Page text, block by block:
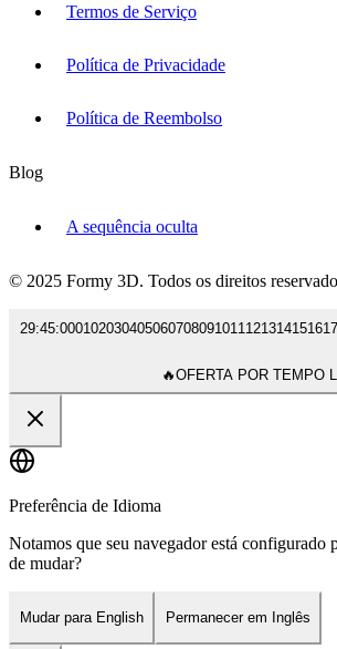
Termos de Serviço
Política de Privacidade
Política de Reembolso
Blog
A sequência oculta
© 2025 Formy 3D. Todos os direitos
29:45:0001 02030405060708091011 121314151617
🔥OFERTA POR TEMPO
Preferência de Idioma
Notamos que seu navegador está configurado
de mudar?
Mudar para English Permanecer em Inglês